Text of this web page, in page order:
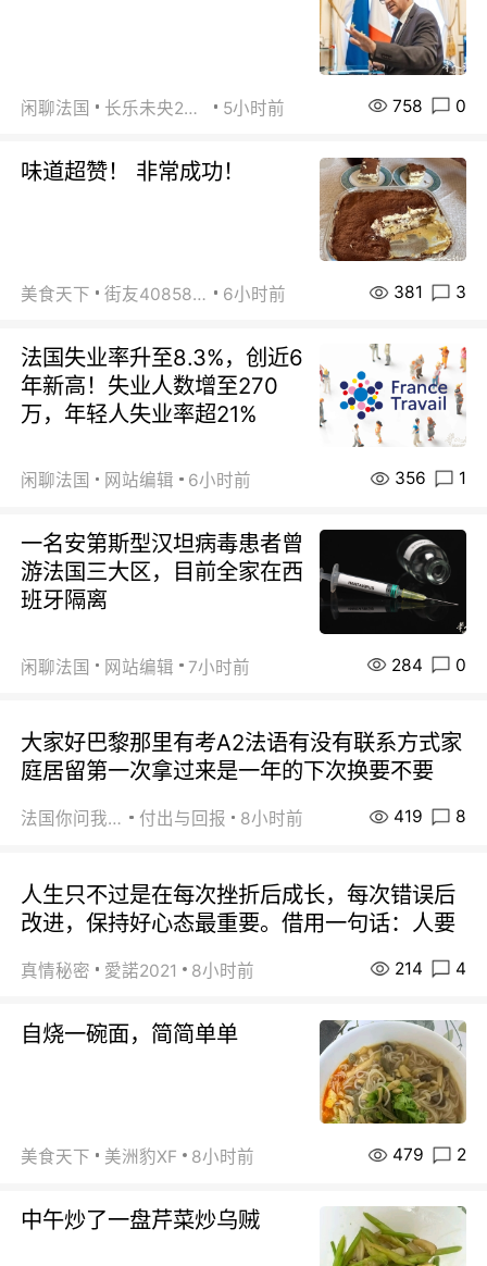
闲聊法国 长乐未央2015 5小时前 758 0
味道超赞！ 非常成功！
美食天下 街友40858442 6小时前 381 3
法国失业率升至8.3%，创近6
年新高！失业人数增至270
万，年轻人失业率超21%
闲聊法国 网站编辑 6小时前 356 1
一名安第斯型汉坦病毒患者曾
游法国三大区，目前全家在西
班牙隔离
闲聊法国 网站编辑 7小时前 284 0
大家好巴黎那里有考A2法语有没有联系方式家
庭居留第一次拿过来是一年的下次换要不要
法国你问我答 付出与回报 8小时前 419 8
人生只不过是在每次挫折后成长，每次错误后
改进，保持好心态最重要。借用一句话：人要
真情秘密 愛諾2021 8小时前 214 4
自烧一碗面，简简单单
美食天下 美洲豹XF 8小时前 479 2
中午炒了一盘芹菜炒乌贼